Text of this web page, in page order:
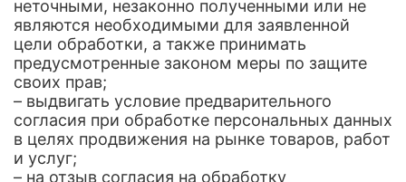
неточными, незаконно полученными или не
являются необходимыми для заявленной
цели обработки, а также принимать
предусмотренные законом меры по защите
своих прав;
– выдвигать условие предварительного
согласия при обработке персональных данных
в целях продвижения на рынке товаров, работ
и услуг;
– на отзыв согласия на обработку